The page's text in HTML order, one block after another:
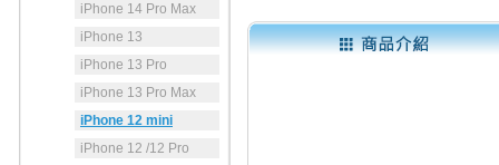
iPhone 14 Pro Max
iPhone 13
iPhone 13 Pro
iPhone 13 Pro Max
iPhone 12 mini
iPhone 12 /12 Pro